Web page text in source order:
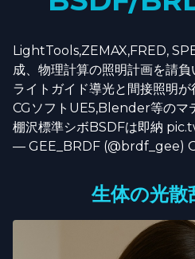
LightTools,ZEMAX,FRED,
成、物理計算の照明計画を請負
ライトガイド導光と間接照明が
CGソフトUE5,Blender等のマ
棚沢標準シボBSDFは即納
— GEE_BRDF (@brdf_gee)
生体の光散